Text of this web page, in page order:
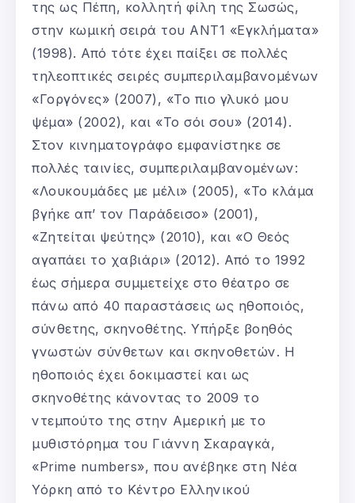
της ως Πέπη, κολλητή φίλη της Σωσώς,
στην κωμική σειρά του ΑΝΤ1 «Εγκλήματα»
(1998). Από τότε έχει παίξει σε πολλές
τηλεοπτικές σειρές συμπεριλαμβανομένων
«Γοργόνες» (2007), «Το πιο γλυκό μου
ψέμα» (2002), και «Το σόι σου» (2014).
Στον κινηματογράφο εμφανίστηκε σε
πολλές ταινίες, συμπεριλαμβανομένων:
«Λουκουμάδες με μέλι» (2005), «Το κλάμα
βγήκε απ’ τον Παράδεισο» (2001),
«Ζητείται ψεύτης» (2010), και «Ο Θεός
αγαπάει το χαβιάρι» (2012). Από το 1992
έως σήμερα συμμετείχε στο θέατρο σε
πάνω από 40 παραστάσεις ως ηθοποιός,
σύνθετης, σκηνοθέτης. Υπήρξε βοηθός
γνωστών σύνθετων και σκηνοθετών. Η
ηθοποιός έχει δοκιμαστεί και ως
σκηνοθέτης κάνοντας το 2009 το
ντεμπούτο της στην Αμερική με το
μυθιστόρημα του Γιάννη Σκαραγκά,
«Ρrime numbers», που ανέβηκε στη Νέα
Υόρκη από το Κέντρο Ελληνικού